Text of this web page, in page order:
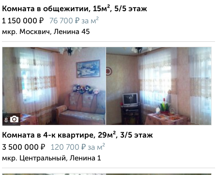
Комната в общежитии, 15м², 5/5 этаж
1 150 000 ₽ 76 700 ₽ за м²
мкр. Москвич, Ленина 45
8
Комната в 4-к квартире, 29м², 3/5 этаж
3 500 000 ₽ 120 700 ₽ за м²
мкр. Центральный, Ленина 1